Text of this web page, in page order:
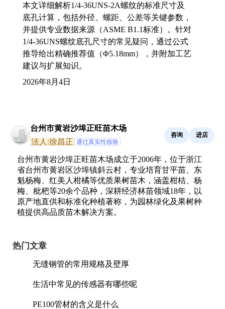
本文详细解析1/4-36UNS-2A螺纹的标准尺寸及
底孔计算，包括外径、螺距、公差等关键参数，
并提供专业数据来源（ASME B1.1标准）。针对
1/4-36UNS螺纹底孔尺寸的常见疑问，通过公式
推导给出精确推荐值（Φ5.18mm），并附加工艺
建议与扩展知识。
2026年8月4日
台州市黄岩沙埠正旺苗木场
法人:徐昌正 通过真实性核验
咨询 进店
台州市黄岩沙埠正旺苗木场成立于2006年，位于浙江
省台州市黄岩区沙埠镇斜云村，专业培育甘平苗、东
魁杨梅、红美人柑橘等优质果树苗木，涵盖柑桔、杨
梅、枇杷等20余个品种，深耕经济林苗领域18年，以
原产地直供和标准化种植著称，为园林绿化及果树种
植提供高品质苗木解决方案。
热门文章
无缝钢管的常用规格及壁厚
生活中常见的传感器有哪些呢
PE100管材的含义是什么